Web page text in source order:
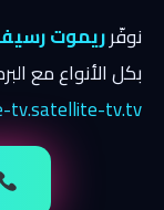
نوفّرريموت
بكل الأنواع مع
tv.satellite-tv.tv